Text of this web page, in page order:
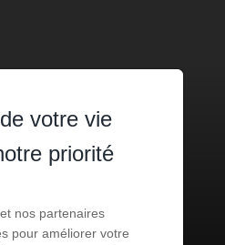
3 PIÈCES
/ RÉF: VMC-
2sdb
votre vie
priorité
nos partenaires
pour améliorer votre